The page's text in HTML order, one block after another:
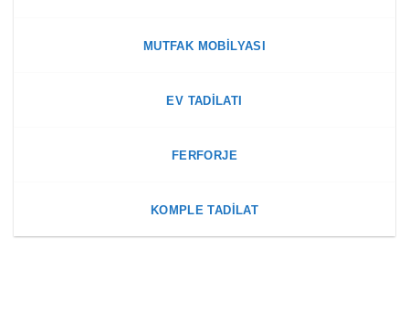
MUTFAK MOBILYASI
EV TADILATI
FERFORJE
KOMPLE TADILAT